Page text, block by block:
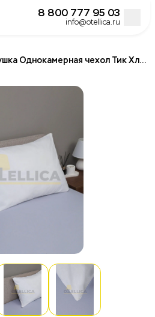
8 800 777 95 03
info@otellica.ru
для гостиниц и отелей
гостиниц и отелей
отелей и гостиниц
гостиниц и отелей
спринги
отелей и гостиниц
отелей и гостиниц
Подушка Однокамерная чехол Тик Хлопок, для гостиниц